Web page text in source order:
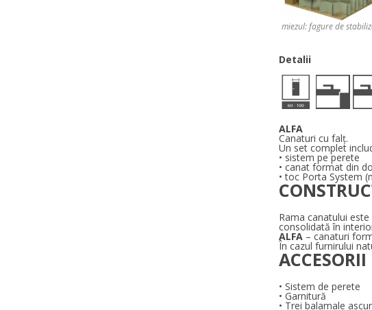
miezul: fagure de
Detalii
ALFA
Canaturi cu falţ.
Un set complet
• sistem pe perete
• canat format din
• toc Porta System
Rama canatului
consolidată în
ALFA – canaturi
În cazul furnirului
• Sistem de perete
• Garnitură
• Trei balamale